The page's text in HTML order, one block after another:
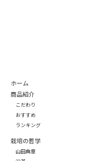
ホーム
商品紹介
こだわり
おすすめ
ランキング
栽培の哲学
山田典章